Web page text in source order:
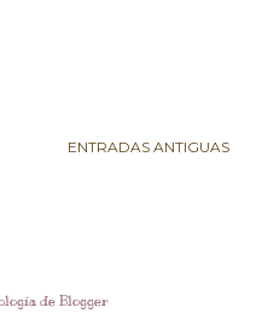
ENTRADAS ANTIGUAS
de Blogger